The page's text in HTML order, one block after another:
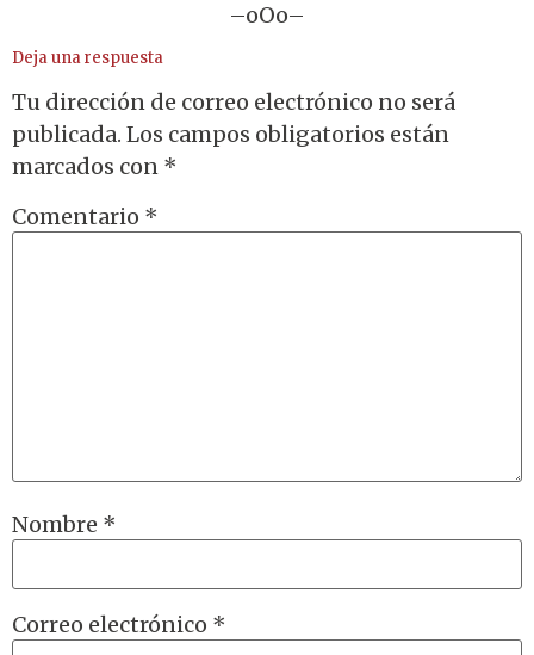
–oOo–
Deja una respuesta
Tu dirección de correo electrónico no será
publicada. Los campos obligatorios están
marcados con *
Comentario *
Nombre *
Correo electrónico *